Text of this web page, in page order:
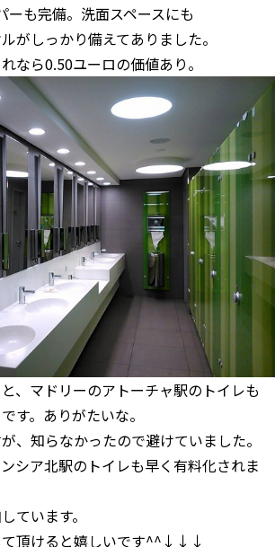
ーも完備。洗面スペースにも
がしっかり備えてありました。
なら0.50ユーロの価値あり。
、マドリーのアトーチャ駅のトイレも
す。ありがたいな。
、知らなかったので避けていました。
シア北駅のトイレも早く有料化されま
ています。
頂けると嬉しいです^^↓↓↓